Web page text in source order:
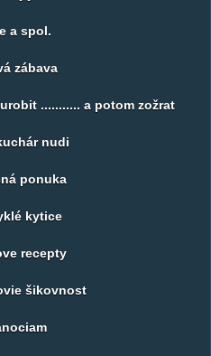
a spol.
zábava
........... a potom zožrat
nudi
ponuka
kytice
recepty
šikovnost